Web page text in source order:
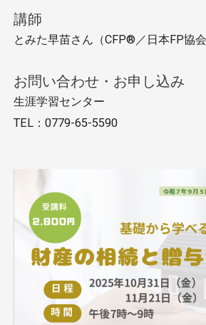
講師
とみた早苗さん（CFP®／日本FP協会
お問い合わせ・お申し込み
生涯学習センター
TEL：0779-65-5590